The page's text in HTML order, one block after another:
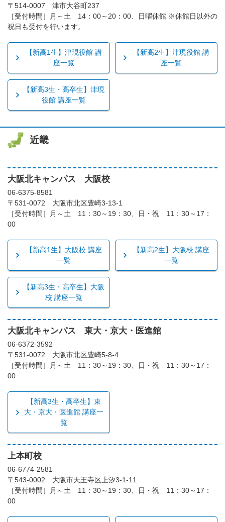
〒514-0007 津市大谷町237
［受付時間］月～土 14：00～20：00、日曜休館 ※休館日以外の
祝日も受付を行います。
【新高1生】津現役館 講
座一覧
【新高2生】津現役館 講
座一覧
【新高3生・高卒生】津現
役館 講座一覧
近畿
大阪北キャンパス 大阪校
06-6375-8581
〒531-0072 大阪市北区豊崎3-13-1
［受付時間］月～土 11：30～19：30、日・祝 11：30～17：
00
【新高1生】大阪校 講座
一覧
【新高2生】大阪校 講座
一覧
【新高3生・高卒生】大阪
校 講座一覧
大阪北キャンパス 東大・京大・医進館
06-6372-3592
〒531-0072 大阪市北区豊崎5-8-4
［受付時間］月～土 11：30～19：30、日・祝 11：30～17：
00
【新高3生・高卒生】東
大・京大・医進館 講座一
覧
上本町校
06-6774-2581
〒543-0002 大阪市天王寺区上汐3-1-11
［受付時間］月～土 11：30～19：30、日・祝 11：30～17：
00